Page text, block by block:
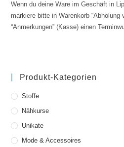
Wenn du deine Ware im Geschäft in
markiere bitte in Warenkorb “Abholung
“Anmerkungen” (Kasse) einen
Produkt-Kategorien
Stoffe
Nähkurse
Unikate
Mode & Accessoires